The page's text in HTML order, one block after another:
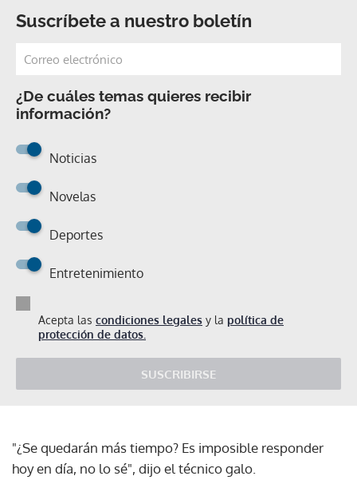
Suscríbete a nuestro boletín
¿De cuáles temas quieres recibir
información?
Noticias
Novelas
Deportes
Entretenimiento
Acepta las condiciones legales y la política de
protección de datos.
SUSCRIBIRSE
"¿Se quedarán más tiempo? Es imposible responder
hoy en día, no lo sé", dijo el técnico galo.